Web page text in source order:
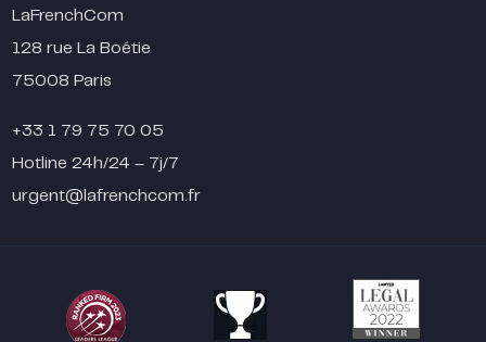
LaFrenchCom
128 rue La Boétie
75008 Paris
+33 1 79 75 70 05
Hotline 24h/24 – 7j/7
urgent@lafrenchcom.fr